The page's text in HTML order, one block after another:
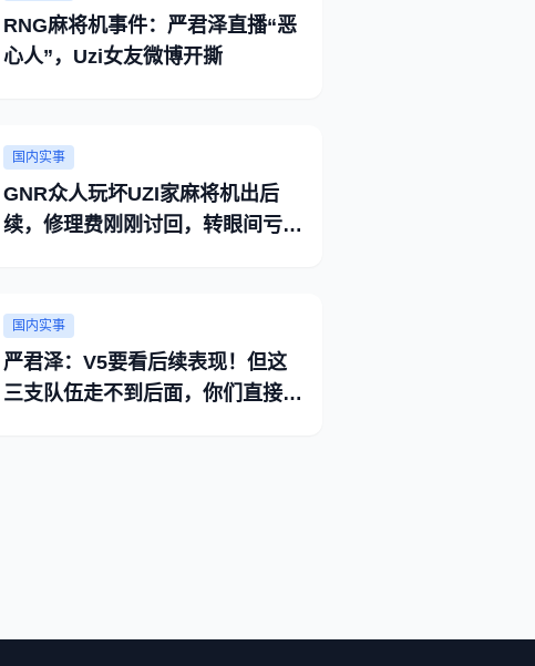
RNG麻将机事件：严君泽直播“恶
心人”，Uzi女友微博开撕
国内实事
GNR众人玩坏UZI家麻将机出后
续，修理费刚刚讨回，转眼间亏得
国内实事
严君泽：V5要看后续表现！但这
三支队伍走不到后面，你们直接找